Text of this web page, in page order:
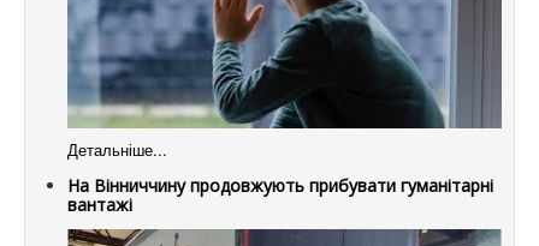
Детальніше...
На Вінниччину продовжують прибувати гуманітарні
вантажі